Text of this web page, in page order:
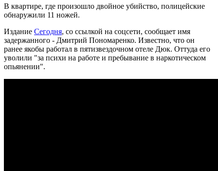
В квартире, где произошло двойное убийство, полицейские
обнаружили 11 ножей.
Издание Сегодня, со ссылкой на соцсети, сообщает имя
задержанного - Дмитрий Пономаренко. Известно, что он
ранее якобы работал в пятизвездочном отеле Дюк. Оттуда его
уволили "за психи на работе и пребывание в наркотическом
опьянении".